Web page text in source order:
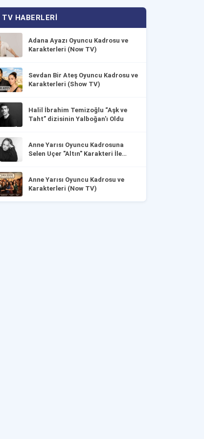
TV HABERLERI
Adana Ayazı Oyuncu Kadrosu ve
Karakterleri (Now TV)
Sevdan Bir Ateş Oyuncu Kadrosu ve
Karakterleri (Show TV)
Halil İbrahim Temizoğlu “Aşk ve
Taht” dizisinin Yalboğan'ı Oldu
Anne Yarısı Oyuncu Kadrosuna
Selen Uçer "Altın" Karakteri İle
Anne Yarısı Oyuncu Kadrosu ve
Karakterleri (Now TV)